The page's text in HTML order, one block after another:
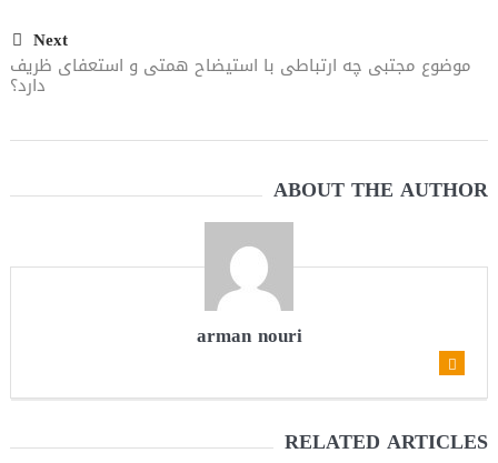
Next
موضوع مجتبی چه ارتباطی با استیضاح همتی و استعفای ظریف
دارد؟
ABOUT THE AUTHOR
arman nouri
RELATED ARTICLES